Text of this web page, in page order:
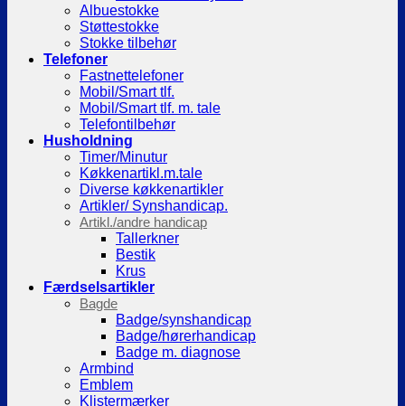
Albuestokke
Støttestokke
Stokke tilbehør
Telefoner
Fastnettelefoner
Mobil/Smart tlf.
Mobil/Smart tlf. m. tale
Telefontilbehør
Husholdning
Timer/Minutur
Køkkenartikl.m.tale
Diverse køkkenartikler
Artikler/ Synshandicap.
Artikl./andre handicap
Tallerkner
Bestik
Krus
Færdselsartikler
Bagde
Badge/synshandicap
Badge/hørerhandicap
Badge m. diagnose
Armbind
Emblem
Klistermærker